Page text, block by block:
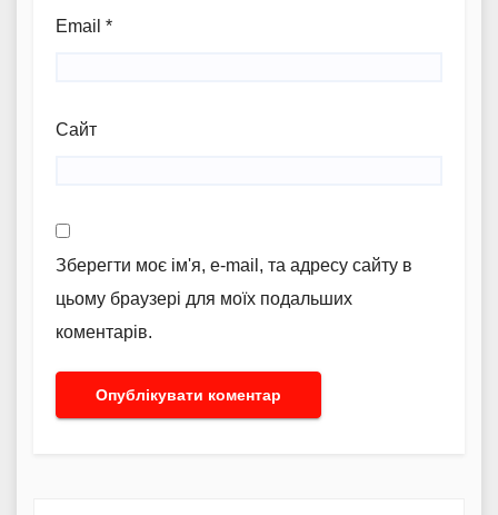
Email *
Сайт
Зберегти моє ім'я, e-mail, та адресу сайту в
цьому браузері для моїх подальших
коментарів.